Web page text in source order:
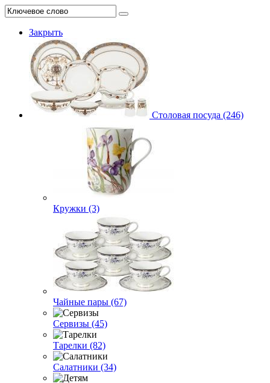
Закрыть
Столовая посуда (246)
Кружки (3)
Чайные пары (67)
Сервизы (45)
Тарелки (82)
Салатники (34)